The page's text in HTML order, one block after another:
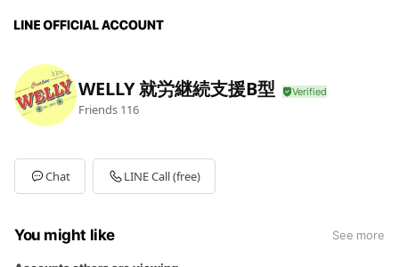
WELLY 就労継続支援B型
Friends 116
Chat LINE Call (free)
You might like See more